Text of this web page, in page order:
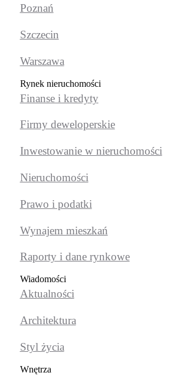
Poznań
Szczecin
Warszawa
Rynek nieruchomości
Finanse i kredyty
Firmy deweloperskie
Inwestowanie w nieruchomości
Nieruchomości
Prawo i podatki
Wynajem mieszkań
Raporty i dane rynkowe
Wiadomości
Aktualności
Architektura
Styl życia
Wnętrza